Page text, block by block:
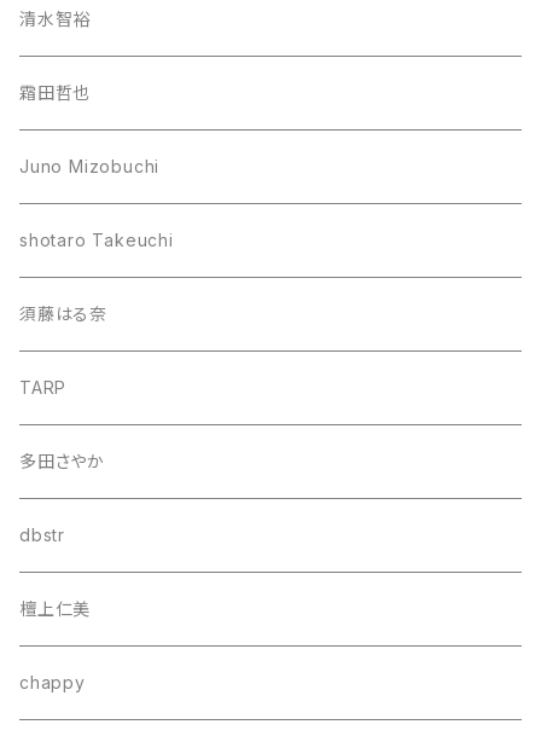
清水智裕
霜田哲也
Juno Mizobuchi
shotaro Takeuchi
須藤はる奈
TARP
多田さやか
dbstr
檀上仁美
chappy